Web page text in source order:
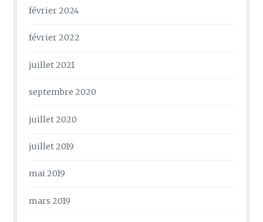
février 2024
février 2022
juillet 2021
septembre 2020
juillet 2020
juillet 2019
mai 2019
mars 2019